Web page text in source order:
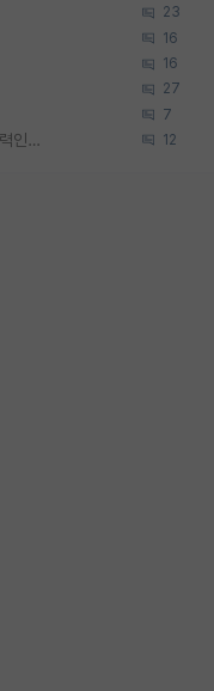
23
16
16
27
7
박사진학하기에 2억은 괜찮은 (?) 정도의 경제력인가요 12